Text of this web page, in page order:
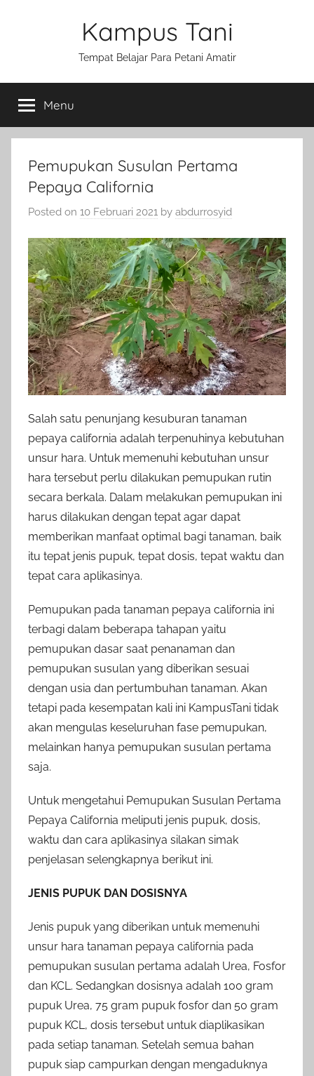
Kampus Tani
Tempat Belajar Para Petani Amatir
Menu
Pemupukan Susulan Pertama
Pepaya California
Posted on 10 Februari 2021 by abdurrosyid
Salah satu penunjang kesuburan tanaman
pepaya california adalah terpenuhinya kebutuhan
unsur hara. Untuk memenuhi kebutuhan unsur
hara tersebut perlu dilakukan pemupukan rutin
secara berkala. Dalam melakukan pemupukan ini
harus dilakukan dengan tepat agar dapat
memberikan manfaat optimal bagi tanaman, baik
itu tepat jenis pupuk, tepat dosis, tepat waktu dan
tepat cara aplikasinya.
Pemupukan pada tanaman pepaya california ini
terbagi dalam beberapa tahapan yaitu
pemupukan dasar saat penanaman dan
pemupukan susulan yang diberikan sesuai
dengan usia dan pertumbuhan tanaman. Akan
tetapi pada kesempatan kali ini KampusTani tidak
akan mengulas keseluruhan fase pemupukan,
melainkan hanya pemupukan susulan pertama
saja.
Untuk mengetahui Pemupukan Susulan Pertama
Pepaya California meliputi jenis pupuk, dosis,
waktu dan cara aplikasinya silakan simak
penjelasan selengkapnya berikut ini.
JENIS PUPUK DAN DOSISNYA
Jenis pupuk yang diberikan untuk memenuhi
unsur hara tanaman pepaya california pada
pemupukan susulan pertama adalah Urea, Fosfor
dan KCL. Sedangkan dosisnya adalah 100 gram
pupuk Urea, 75 gram pupuk fosfor dan 50 gram
pupuk KCL, dosis tersebut untuk diaplikasikan
pada setiap tanaman. Setelah semua bahan
pupuk siap campurkan dengan mengaduknya